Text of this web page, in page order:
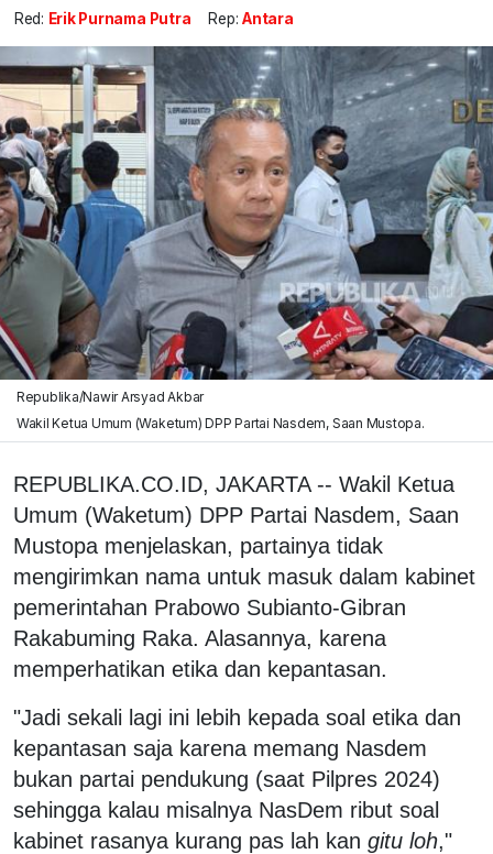
Red: Erik Purnama Putra Rep: Antara
Republika/Nawir Arsyad Akbar
Wakil Ketua Umum (Waketum) DPP Partai Nasdem, Saan Mustopa.
REPUBLIKA.CO.ID, JAKARTA -- Wakil Ketua
Umum (Waketum) DPP Partai Nasdem, Saan
Mustopa menjelaskan, partainya tidak
mengirimkan nama untuk masuk dalam kabinet
pemerintahan Prabowo Subianto-Gibran
Rakabuming Raka. Alasannya, karena
memperhatikan etika dan kepantasan.
"Jadi sekali lagi ini lebih kepada soal etika dan
kepantasan saja karena memang Nasdem
bukan partai pendukung (saat Pilpres 2024)
sehingga kalau misalnya NasDem ribut soal
kabinet rasanya kurang pas lah kan gitu loh,"